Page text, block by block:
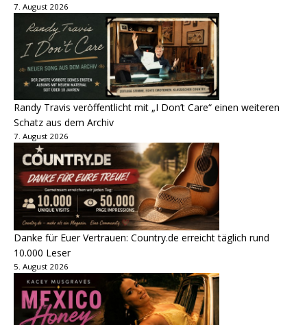
7. August 2026
Randy Travis veröffentlicht mit „I Don’t Care“ einen weiteren
Schatz aus dem Archiv
7. August 2026
Danke für Euer Vertrauen: Country.de erreicht täglich rund
10.000 Leser
5. August 2026